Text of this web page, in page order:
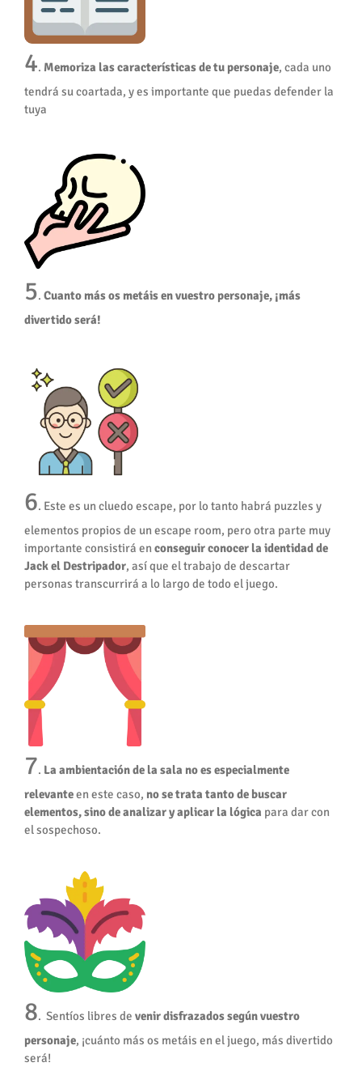
4. Memoriza las características de tu personaje, cada uno
tendrá su coartada, y es importante que puedas defender la
tuya
5. Cuanto más os metáis en vuestro personaje, ¡más
divertido será!
6. Este es un cluedo escape, por lo tanto habrá puzzles y
elementos propios de un escape room, pero otra parte muy
importante consistirá enconseguir conocer la identidad de
Jack el Destripador, así que el trabajo de descartar
personas transcurrirá a lo largo de todo el juego.
7. La ambientación de la sala no es especialmente
relevanteen este caso, no se trata tanto de buscar
elementos, sino de analizar y aplicar la lógica para dar con
el sospechoso.
8. Sentíos libres de venir disfrazados según vuestro
personaje, ¡cuánto más os metáis en el juego, más divertido
será!